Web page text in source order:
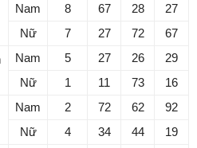
Nam 8 67 28
27
Nữ
7 27 72 67
Nam 5 27 26
29
Nữ
1 11 73 16
Nam 2 72 62
92
Nữ
4 34 44 19